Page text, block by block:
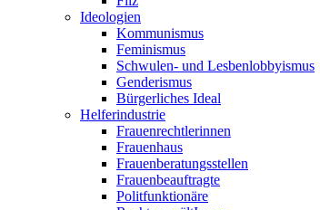
Ideologien
Kommunismus
Feminismus
Schwulen- und Lesbenlobbyismus
Genderismus
Bürgerliches Ideal
Helferindustrie
Frauenrechtlerinnen
Frauenhaus
Frauenberatungsstellen
Frauenbeauftragte
Politfunktionäre